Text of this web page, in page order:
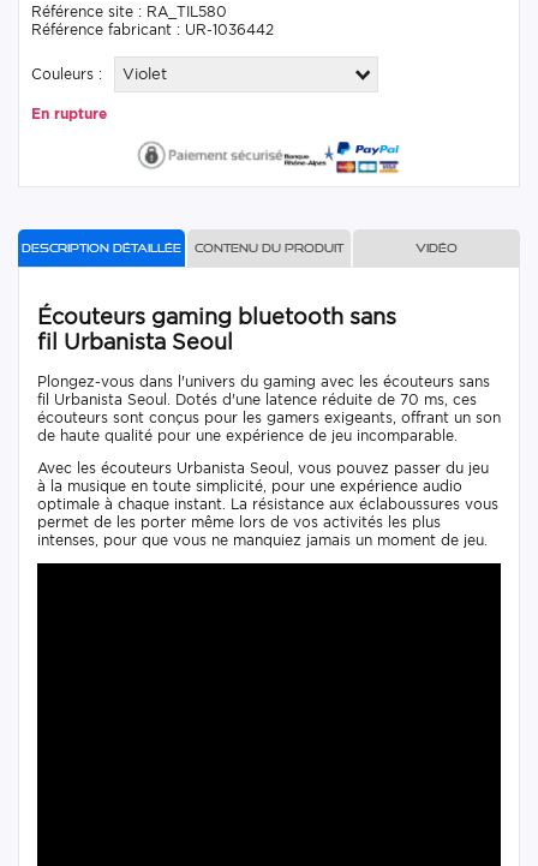
Référence site : RA_TIL580
Référence fabricant : UR-1036442
Couleurs : Violet
En rupture
Description détaillée Contenu du produit Vidéo
Écouteurs gaming bluetooth sans
fil Urbanista Seoul
Plongez-vous dans l'univers du gaming avec les écouteurs sans
fil Urbanista Seoul. Dotés d'une latence réduite de 70 ms, ces
écouteurs sont conçus pour les gamers exigeants, offrant un son
de haute qualité pour une expérience de jeu incomparable.
Avec les écouteurs Urbanista Seoul, vous pouvez passer du jeu
à la musique en toute simplicité, pour une expérience audio
optimale à chaque instant. La résistance aux éclaboussures vous
permet de les porter même lors de vos activités les plus
intenses, pour que vous ne manquiez jamais un moment de jeu.